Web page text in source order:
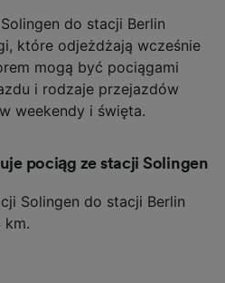
do stacji Berlin
które odjeżdżają wcześnie
mogą być pociągami
i rodzaje przejazdów
weekendy i święta.
pociąg ze stacji Solingen
Solingen do stacji Berlin
km.